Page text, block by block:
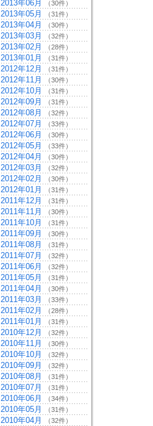
2013年06月 （30件）
2013年05月 （31件）
2013年04月 （30件）
2013年03月 （32件）
2013年02月 （28件）
2013年01月 （31件）
2012年12月 （31件）
2012年11月 （30件）
2012年10月 （31件）
2012年09月 （31件）
2012年08月 （32件）
2012年07月 （33件）
2012年06月 （30件）
2012年05月 （33件）
2012年04月 （30件）
2012年03月 （32件）
2012年02月 （30件）
2012年01月 （31件）
2011年12月 （31件）
2011年11月 （30件）
2011年10月 （31件）
2011年09月 （30件）
2011年08月 （31件）
2011年07月 （32件）
2011年06月 （32件）
2011年05月 （31件）
2011年04月 （30件）
2011年03月 （33件）
2011年02月 （28件）
2011年01月 （31件）
2010年12月 （32件）
2010年11月 （30件）
2010年10月 （32件）
2010年09月 （32件）
2010年08月 （31件）
2010年07月 （31件）
2010年06月 （34件）
2010年05月 （31件）
2010年04月 （32件）